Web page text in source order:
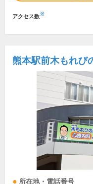
アクセス数※
熊本駅前木もれび
所在地・電話番号